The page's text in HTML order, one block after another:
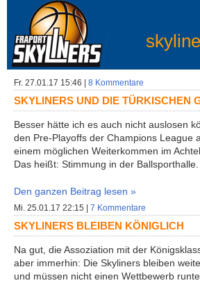
Fr. 27.01.17 15:46 | 8 Kommentare
SKYLINERS UND DIE TÜRKISCHEN
Besser hätte ich es auch nicht auslosen
den Pre-Playoffs der Champions League
einem möglichen Weiterkommen im
Das heißt: Stimmung in der Ballsporthalle.
Den ganzen Beitrag lesen »
Mi. 25.01.17 22:15 | 7 Kommentare
SKYLINERS BLEIBEN KÖNIGLICH
Na gut, die Assoziation mit der
aber immerhin: Die Skyliners bleiben
und müssen nicht einen Wettbewerb